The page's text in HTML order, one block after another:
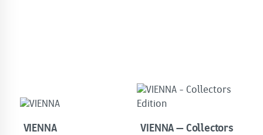
VIENNA
VIENNA – Collectors